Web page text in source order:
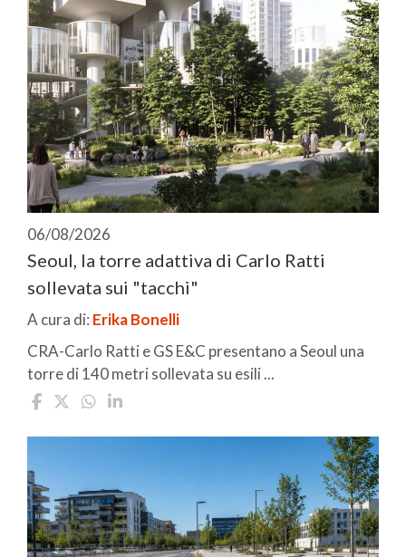
06/08/2026
Seoul, la torre adattiva di Carlo Ratti
sollevata sui "tacchi"
A cura di: Erika Bonelli
CRA-Carlo Ratti e GS E&C presentano a Seoul una
torre di 140 metri sollevata su esili ...